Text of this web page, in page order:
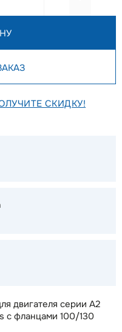
двигателя серии A2
с фланцами 100/130
СКИДКУ!